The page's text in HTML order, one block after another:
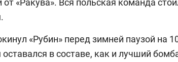
«Ракува». Вся польская команда
«Рубин» перед зимней паузой на
в составе, как и лучший